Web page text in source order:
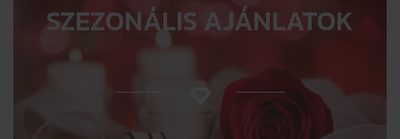
SZEZONÁLIS AJÁNLATOK